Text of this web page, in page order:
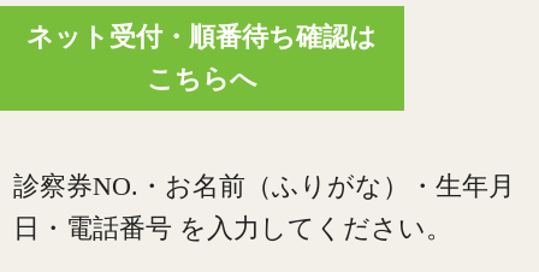
ネット受付・順番待ち確認は
こちらへ
診察券NO.・お名前（ふりがな）・生年月
日・電話番号 を入力してください。